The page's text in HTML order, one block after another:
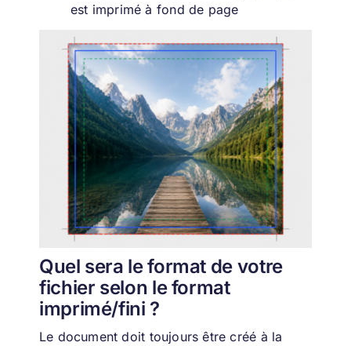
est imprimé à fond de page
Quel sera le format de votre
fichier selon le format
imprimé/fini ?
Le document doit toujours être créé à la